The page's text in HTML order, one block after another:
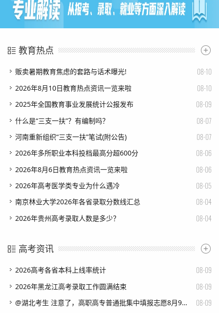
教育热点
​贩卖暑期教育焦虑的套路与话术曝光! 08-10
​2026年8月10日教育热点资讯一览来啦 08-10
​2025年全国教育事业发展统计公报发布 08-09
​什么是“三支一扶”？有编制吗？ 08-07
​河南重新组织“三支一扶”笔试(附公告) 08-07
​2026年多所职业本科投档最高分超600分 08-06
​2026年8月6日教育热点资讯一览来啦 08-06
​2026年高考医学类专业为什么遇冷 08-05
​南京林业大学2026年各省录取分数线汇总 08-04
​2026年贵州高考录取人数是多少？ 08-04
高考资讯
​2026高考各省本科上线率统计 08-09
​2026年黑龙江高考录取工作圆满结束 08-09
​@湖北考生 注意了，高职高专普通批集中填报志愿8月9日17:00截止 08-09